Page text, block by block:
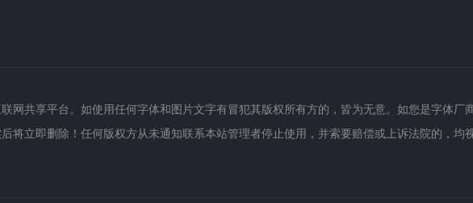
网共享平台。如使用任何字体和图片文字有冒犯其版权所有方的，皆为无意。如您是字体厂
将立即删除！任何版权方从未通知联系本站管理者停止使用，并索要赔偿或上诉法院的，均